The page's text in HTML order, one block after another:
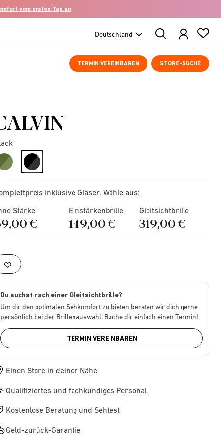
vom ersten Tag an
Search
Products
TERMIN VEREINBAREN STORE-SUCHE
selected
inklusive Gläser. Wähle aus:
Stärke
€
Einstärkenbrille
149,00 €
Gleitsichtbrille
319,00 €
Du suchst nach einer Gleitsichtbrille?
Um dir den optimalen Sehkomfort zu bieten beraten wir dich gerne
persönlich bei der Brillenauswahl. Buche dir einfach einen Termin!
TERMIN VEREINBAREN
Einen Store in deiner Nähe
Qualifiziertes und fachkundiges Personal
Kostenlose Beratung und Sehtest
Geld-zurück-Garantie